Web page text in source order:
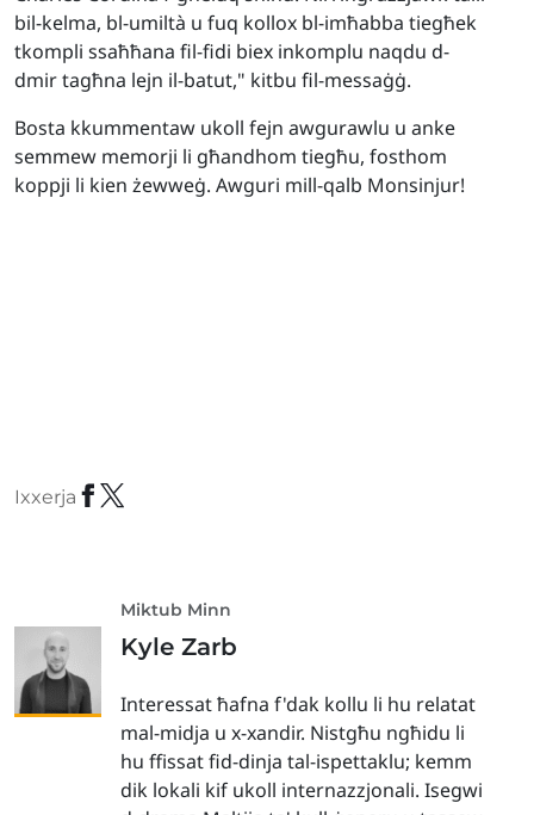
bil-kelma, bl-umiltà u fuq kollox bl-imħabba tiegħek
tkompli ssaħħana fil-fidi biex inkomplu naqdu d-
dmir tagħna lejn il-batut," kitbu fil-messaġġ.
Bosta kkummentaw ukoll fejn awgurawlu u anke
semmew memorji li għandhom tiegħu, fosthom
koppji li kien żewweġ. Awguri mill-qalb Monsinjur!
Ixxerja
Miktub Minn
Kyle Zarb
Interessat ħafna f'dak kollu li hu relatat
mal-midja u x-xandir. Nistgħu ngħidu li
hu ffissat fid-dinja tal-ispettaklu; kemm
dik lokali kif ukoll internazzjonali. Isegwi